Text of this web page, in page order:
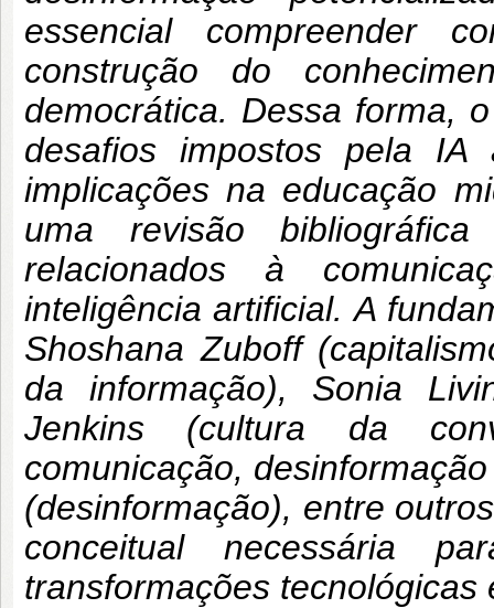
essencial compreender
construção do
democrática. Dessa forma,
desafios impostos pela
implicações na educação
uma revisão bibliográfica
relacionados à
inteligência artificial. A
Shoshana Zuboff
da informação), Sonia
Jenkins (cultura da
comunicação,
(desinformação), entre
conceitual necessária
transformações